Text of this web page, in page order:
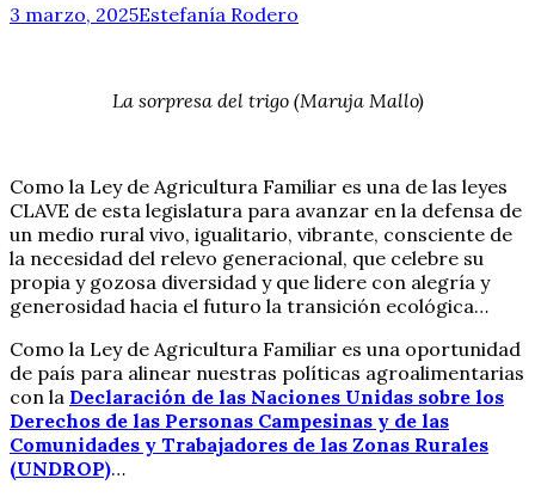
3 marzo, 2025Estefanía Rodero
La sorpresa del trigo (Maruja Mallo)
Como la Ley de Agricultura Familiar es una de las leyes
CLAVE de esta legislatura para avanzar en la defensa de
un medio rural vivo, igualitario, vibrante, consciente de
la necesidad del relevo generacional, que celebre su
propia y gozosa diversidad y que lidere con alegría y
generosidad hacia el futuro la transición ecológica…
Como la Ley de Agricultura Familiar es una oportunidad
de país para alinear nuestras políticas agroalimentarias
con la Declaración de las Naciones Unidas sobre los
Derechos de las Personas Campesinas y de las
Comunidades y Trabajadores de las Zonas Rurales
(UNDROP)…